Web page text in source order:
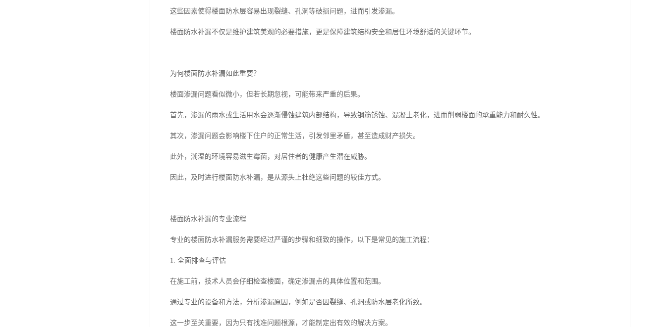
这些因素使得楼面防水层容易出现裂缝、孔洞等破损问题，进而引发渗漏。
楼面防水补漏不仅是维护建筑美观的必要措施，更是保障建筑结构安全和居住环境舒适的关键环节。
为何楼面防水补漏如此重要？
楼面渗漏问题看似微小，但若长期忽视，可能带来严重的后果。
首先，渗漏的雨水或生活用水会逐渐侵蚀建筑内部结构，导致钢筋锈蚀、混凝土老化，进而削弱楼面的承重能力和耐久性。
其次，渗漏问题会影响楼下住户的正常生活，引发邻里矛盾，甚至造成财产损失。
此外，潮湿的环境容易滋生霉菌，对居住者的健康产生潜在威胁。
因此，及时进行楼面防水补漏，是从源头上杜绝这些问题的较佳方式。
楼面防水补漏的专业流程
专业的楼面防水补漏服务需要经过严谨的步骤和细致的操作，以下是常见的施工流程：
1. 全面排查与评估
在施工前，技术人员会仔细检查楼面，确定渗漏点的具体位置和范围。
通过专业的设备和方法，分析渗漏原因，例如是否因裂缝、孔洞或防水层老化所致。
这一步至关重要，因为只有找准问题根源，才能制定出有效的解决方案。